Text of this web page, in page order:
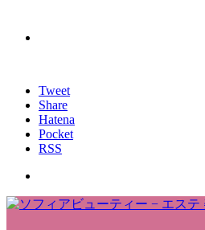
Tweet
Share
Hatena
Pocket
RSS